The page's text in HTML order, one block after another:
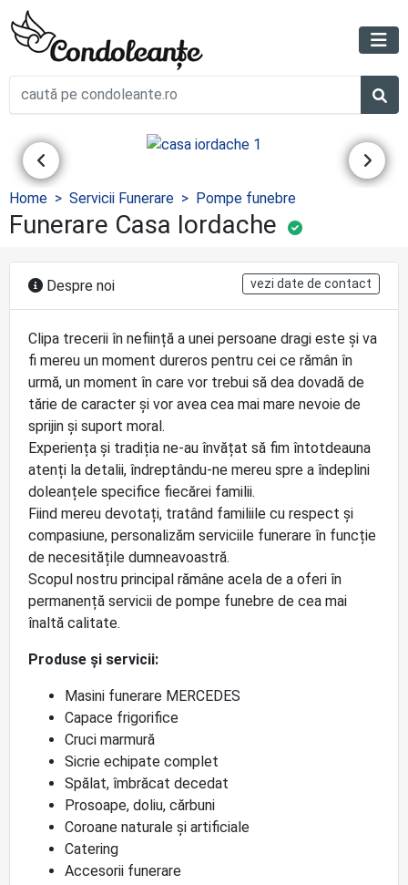
Home Servicii Funerare Pompe funebre
Funerare Casa Iordache
Despre noi vezi date de contact
Clipa trecerii în neființă a unei persoane dragi este și va
fi mereu un moment dureros pentru cei ce rămân în
urmă, un moment în care vor trebui să dea dovadă de
tărie de caracter și vor avea cea mai mare nevoie de
sprijin și suport moral.
Experiența și tradiția ne-au învățat să fim întotdeauna
atenți la detalii, îndreptându-ne mereu spre a îndeplini
doleanțele specifice fiecărei familii.
Fiind mereu devotați, tratând familiile cu respect și
compasiune, personalizăm serviciile funerare în funcție
de necesitățile dumneavoastră.
Scopul nostru principal rămâne acela de a oferi în
permanență servicii de pompe funebre de cea mai
înaltă calitate.
Produse și servicii:
Masini funerare MERCEDES
Capace frigorifice
Cruci marmură
Sicrie echipate complet
Spălat, îmbrăcat decedat
Prosoape, doliu, cărbuni
Coroane naturale și artificiale
Catering
Accesorii funerare